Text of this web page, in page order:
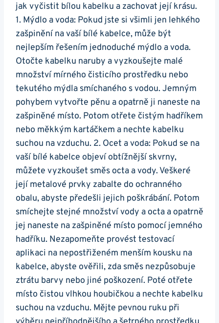
jak ⁣vyčistit bílou kabelku a​ zachovat​ její krásu.
1.⁢ Mýdlo a voda: Pokud⁤ jste si všimli jen lehkého
zašpinění na vaší bílé kabelce, může být
nejlepším řešením jednoduché mýdlo a voda.
Otočte​ kabelku​ naruby a vyzkoušejte​ malé
množství mírného čisticího prostředku nebo
tekutého mýdla smíchaného s vodou. Jemným
pohybem vytvořte pěnu a opatrně ji naneste⁤ na
⁤zašpiněné místo. Potom otřete čistým hadříkem
nebo měkkým kartáčkem a ‍nechte kabelku
‍suchou na vzduchu. 2. Ocet a⁢ voda:⁤ Pokud se‌ na
vaší bílé ⁣kabelce objeví obtížnější skvrny,
můžete ⁣vyzkoušet směs octa a vody. Veškeré
její metalové prvky zabalte do ochranného
obalu, abyste předešli jejich poškrábání. ​Potom
‌smíchejte stejné⁣ množství vody a octa a opatrně
jej naneste na zašpiněné místo pomocí ⁣jemného
hadříku. Nezapomeňte provést testovací
aplikaci⁤ na nepostřiženém menším kousku na
kabelce, abyste ověřili, zda směs ‌nezpůsobuje⁤
ztrátu ⁣barvy nebo jiné poškození. Poté otřete
místo čistou vlhkou houbičkou ⁢a nechte kabelku
suchou na vzduchu. Mějte ⁣pevnou ⁣ruku ⁤při